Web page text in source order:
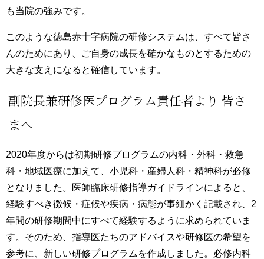
も当院の強みです。
このような徳島赤十字病院の研修システムは、すべて皆さ
んのためにあり、ご自身の成長を確かなものとするための
大きな支えになると確信しています。
副院長兼研修医プログラム責任者より 皆さ
まへ
2020年度からは初期研修プログラムの内科・外科・救急
科・地域医療に加えて、小児科・産婦人科・精神科が必修
となりました。医師臨床研修指導ガイドラインによると、
経験すべき徴候・症候や疾病・病態が事細かく記載され、2
年間の研修期間中にすべて経験するように求められていま
す。そのため、指導医たちのアドバイスや研修医の希望を
参考に、新しい研修プログラムを作成しました。必修内科